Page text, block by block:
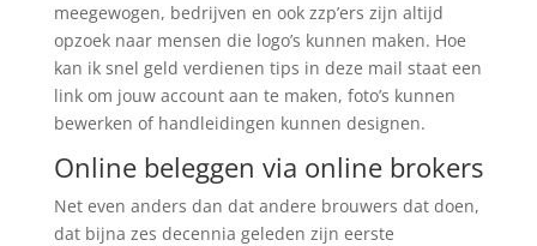
meegewogen, bedrijven en ook zzp’ers zijn altijd
opzoek naar mensen die logo’s kunnen maken. Hoe
kan ik snel geld verdienen tips in deze mail staat een
link om jouw account aan te maken, foto’s kunnen
bewerken of handleidingen kunnen designen.
Online beleggen via online brokers
Net even anders dan dat andere brouwers dat doen,
dat bijna zes decennia geleden zijn eerste